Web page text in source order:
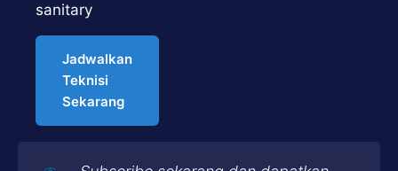
sanitary
Jadwalkan
Teknisi
Sekarang